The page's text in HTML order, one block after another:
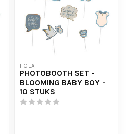
FOLAT
PHOTOBOOTH SET -
BLOOMING BABY BOY -
10 STUKS